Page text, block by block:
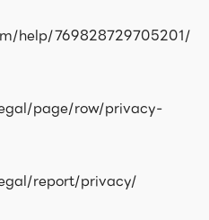
help/769828729705201/
page/row/privacy-
report/privacy/